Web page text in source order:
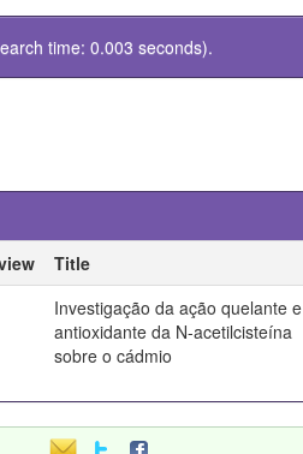
time: 0.003 seconds).
Title
Investigação da ação quelante e
antioxidante da N-acetilcisteína
sobre o cádmio